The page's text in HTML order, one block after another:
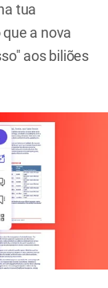
tua
a nova
aos biliões